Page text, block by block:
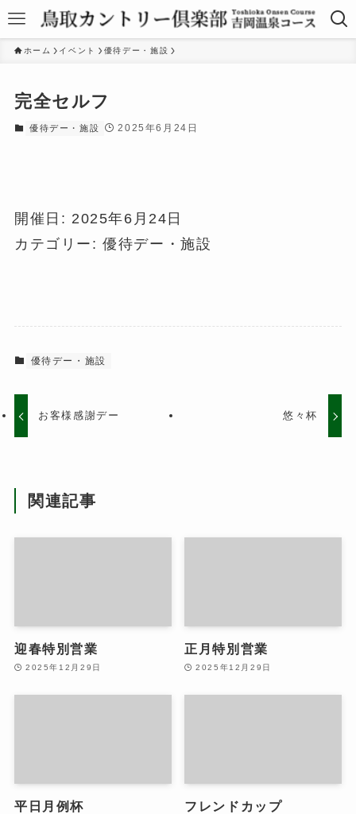
ホーム イベント 優待デー・施設
完全セルフ
優待デー・施設 2025年6月24日
開催日: 2025年6月24日
カテゴリー:優待デー・施設
優待デー・施設
お客様感謝デー 悠々杯
関連記事
迎春特別営業
2025年12月29日
正月特別営業
2025年12月29日
平日月例杯 フレンドカップ